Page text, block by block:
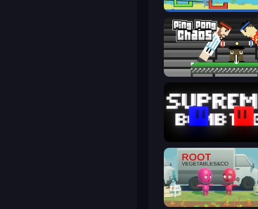
Tube Jumpers
Ping Pong Chaos
Root Vegetables & Co